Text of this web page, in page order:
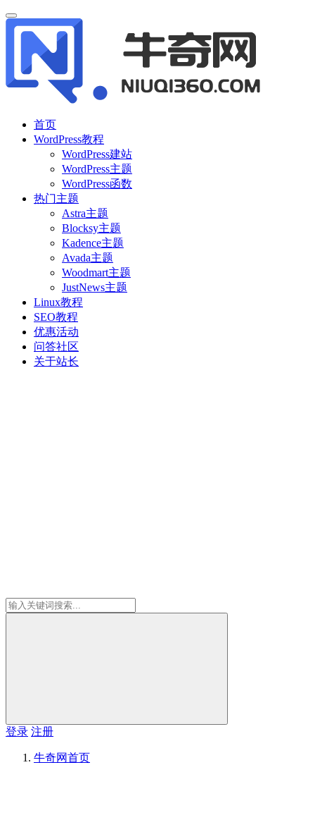
首页
WordPress教程
WordPress建站
WordPress主题
WordPress函数
热门主题
Astra主题
Blocksy主题
Kadence主题
Avada主题
Woodmart主题
JustNews主题
Linux教程
SEO教程
优惠活动
问答社区
关于站长
登录 注册
牛奇网首页